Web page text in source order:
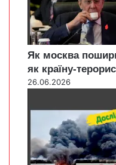
Як москва
як країну-
26.06.2026